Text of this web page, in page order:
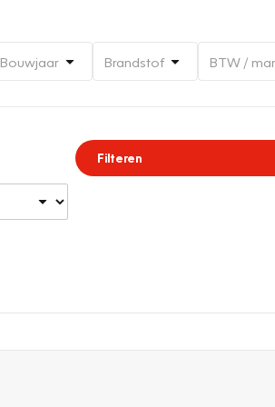
Bouwjaar Brandstof BTW /
Filteren